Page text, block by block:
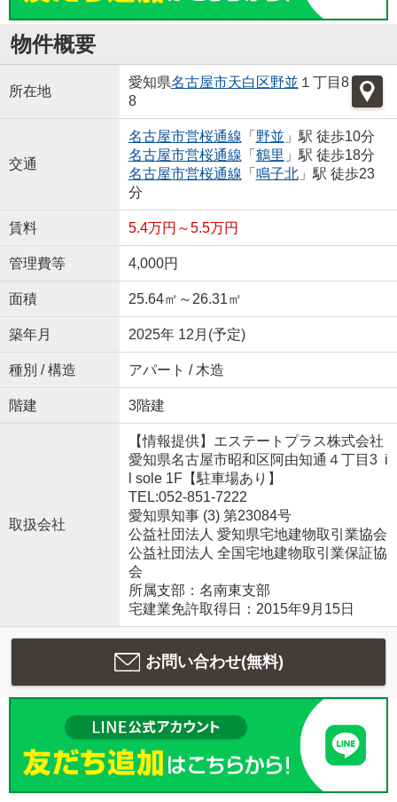
物件概要
所在地
愛知県名古屋市天白区野並 １丁目8
8
交通
名古屋市営桜通線 「 野並 」駅 徒歩10分
名古屋市営桜通線 「 鶴里 」駅 徒歩18分
名古屋市営桜通線 「 鳴子北」駅 徒歩23
分
賃料 5.4万円～5.5万円
管理費等 4,000円
面積 25.64㎡～26.31㎡
築年月 2025年 12月(予定)
種別 / 構造 アパート / 木造
階建 3階建
取扱会社
【情報提供】エステートプラス株式会社
愛知県名古屋市昭和区阿由知通４丁目3 i
l sole 1F【駐車場あり】
TEL:052-851-7222
愛知県知事 (3) 第23084号
公益社団法人 愛知県宅地建物取引業協会
公益社団法人 全国宅地建物取引業保証協
会
所属支部：名南東支部
宅建業免許取得日：2015年9月15日
お問い合わせ(無料)